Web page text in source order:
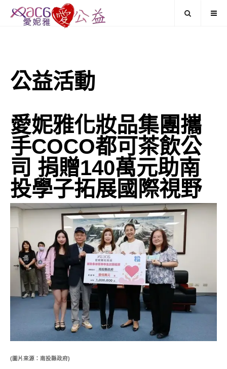
公益活動
愛妮雅化妝品集團攜
手COCO都可茶飲公
司 捐贈140萬元助南
投學子拓展國際視野
(圖片來源：南投縣政府)